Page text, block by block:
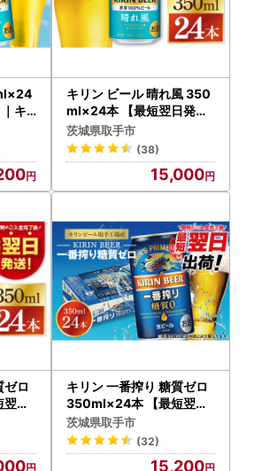
キ
城
キリン ビール 晴れ風 350
ml×24本 【最短翌日発送
】｜ビール スピード 茨城
県 取手市（ZC005）
茨城県取手市
(38)
15,000
ゼロ
日
ル
（
キリン 一番搾り 糖質ゼロ
350ml×24本 【最短翌日
発送】｜キリンビール ス
ピード 茨城県 取手市（ZA
003-2）
茨城県取手市
(32)
15,200